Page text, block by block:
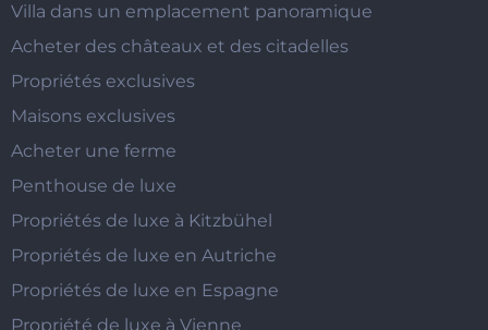
Villa dans un emplacement panoramique
Acheter des châteaux et des citadelles
Propriétés exclusives
Maisons exclusives
Acheter une ferme
Penthouse de luxe
Propriétés de luxe à Kitzbühel
Propriétés de luxe en Autriche
Propriétés de luxe en Espagne
Propriété de luxe à Vienne